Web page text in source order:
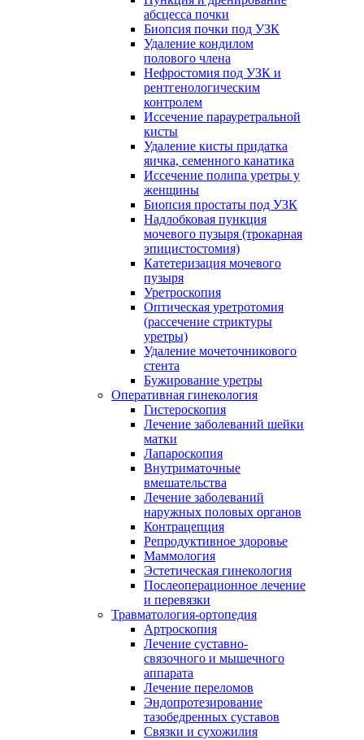
абсцесса почки
Биопсия почки под УЗК
Удаление кондилом
полового члена
Нефростомия под УЗК и
рентгенологическим
контролем
Иссечение парауретральной
кисты
Удаление кисты придатка
яичка, семенного канатика
Иссечение полипа уретры у
женщины
Биопсия простаты под УЗК
Надлобковая пункция
мочевого пузыря (трокарная
эпицистостомия)
Катетеризация мочевого
пузыря
Уретроскопия
Оптическая уретротомия
(рассечение стриктуры
уретры)
Удаление мочеточникового
стента
Бужирование уретры
Оперативная гинекология
Гистероскопия
Лечение заболеваний шейки
матки
Лапароскопия
Внутриматочные
вмешательства
Лечение заболеваний
наружных половых органов
Контрацепция
Репродуктивное здоровье
Маммология
Эстетическая гинекология
Послеоперационное лечение
и перевязки
Травматология-ортопедия
Артроскопия
Лечение суставно-
связочного и мышечного
аппарата
Лечение переломов
Эндопротезирование
тазобедренных суставов
Связки и сухожилия